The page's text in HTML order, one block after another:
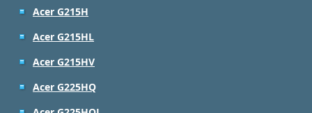
Acer G215H
Acer G215HL
Acer G215HV
Acer G225HQ